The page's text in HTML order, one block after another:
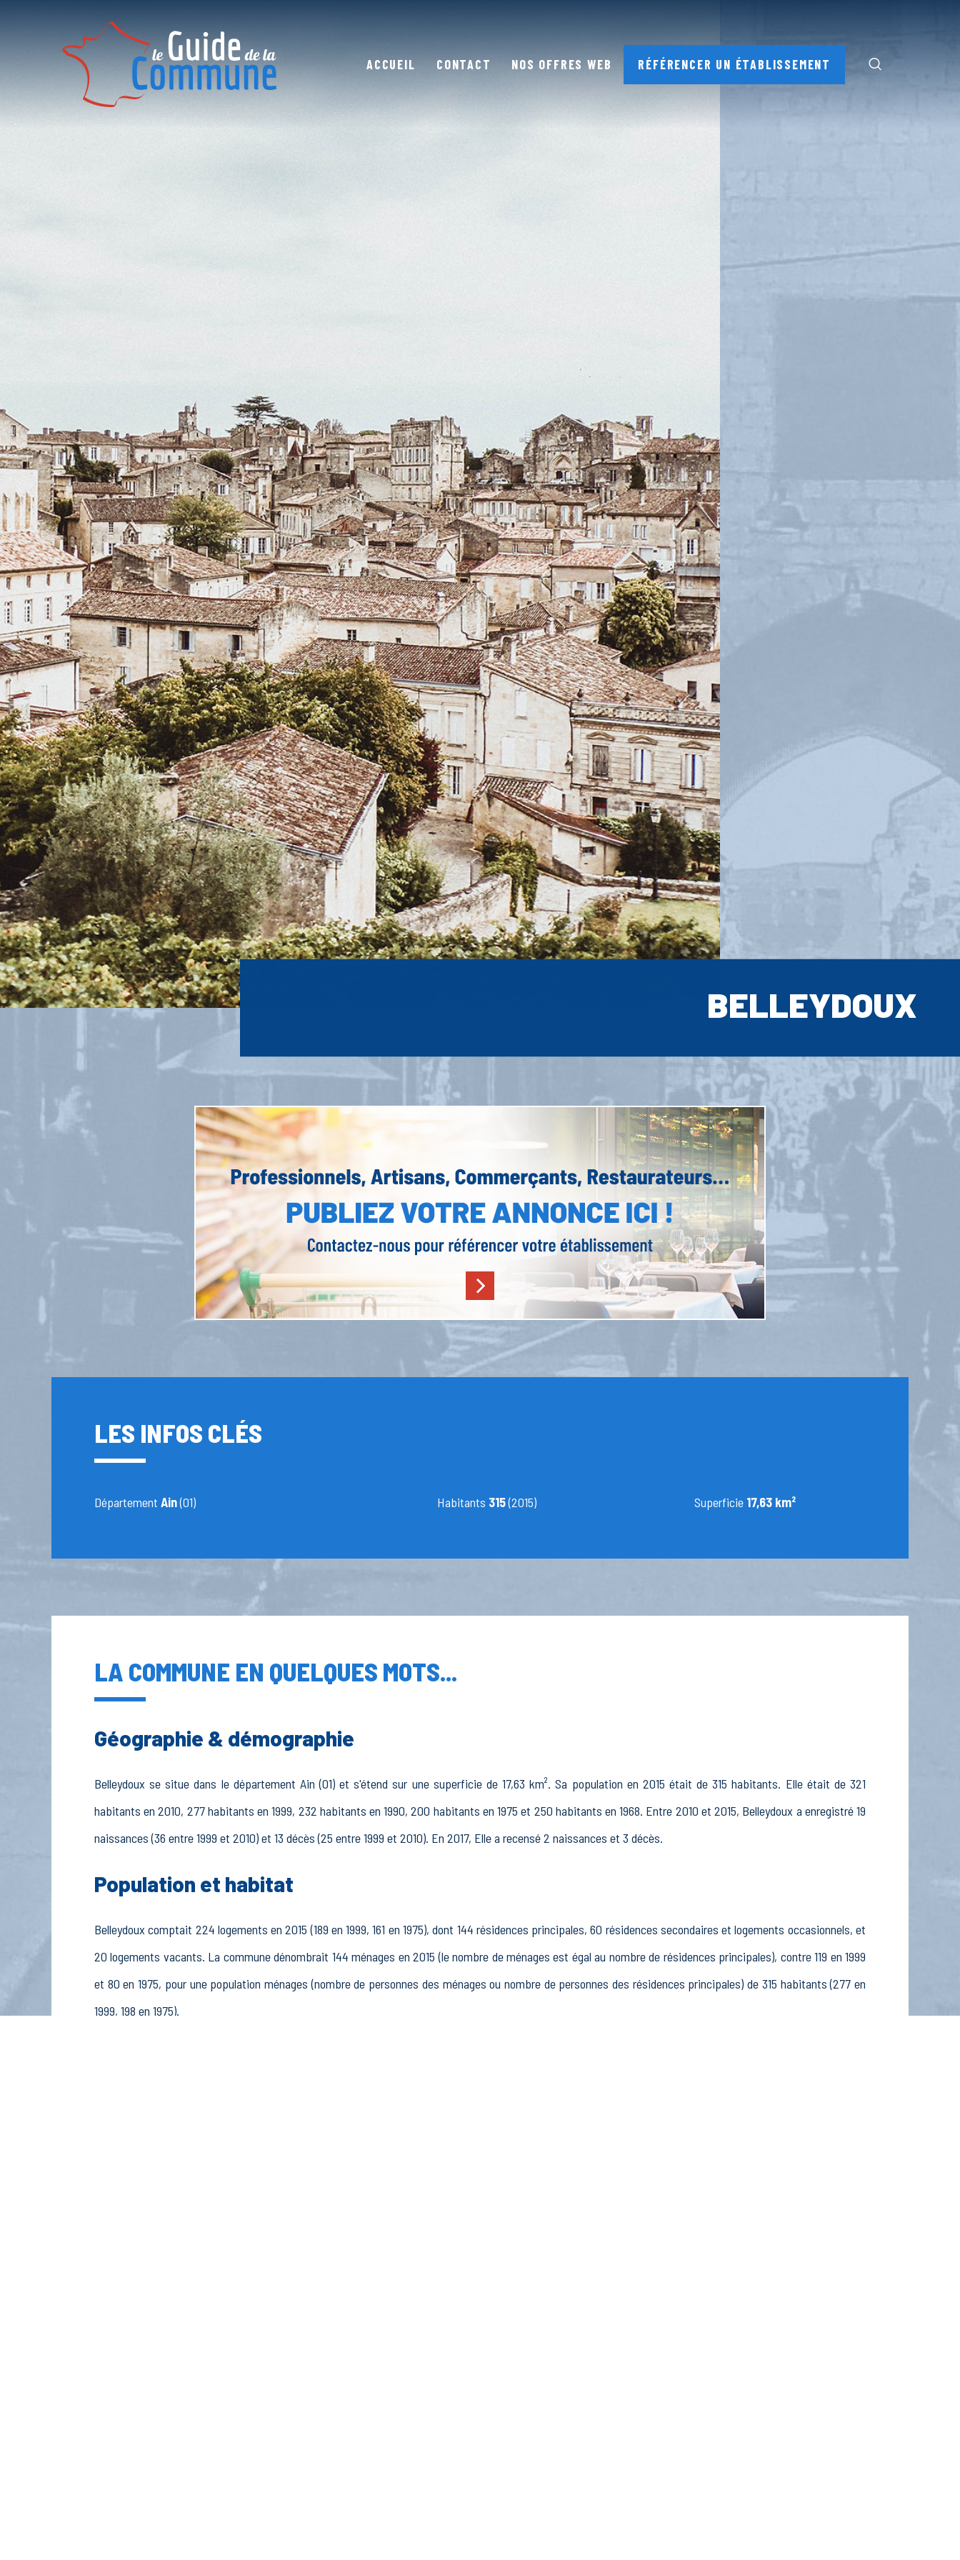
ACCUEIL CONTACT NOS OFFRES WEB RÉFÉRENCER UN ÉTABLISSEMENT
BELLEYDOUX
LES INFOS CLÉS
Département Ain(01) Habitants 315(2015) Superficie 17,63 km²
LA COMMUNE EN QUELQUES MOTS...
Géographie & démographie
Belleydoux se situe dans le département Ain (01) et s'étend sur une superficie de 17,63 km². Sa population en 2015 était de 315 habitants. Elle était de 321
habitants en 2010, 277 habitants en 1999, 232 habitants en 1990, 200 habitants en 1975 et 250 habitants en 1968. Entre 2010 et 2015, Belleydoux a enregistré 19
naissances (36 entre 1999 et 2010) et 13 décès (25 entre 1999 et 2010). En 2017, Elle a recensé 2 naissances et 3 décès.
Population et habitat
Belleydoux comptait 224 logements en 2015 (189 en 1999, 161 en 1975), dont 144 résidences principales, 60 résidences secondaires et logements occasionnels, et
20 logements vacants. La commune dénombrait 144 ménages en 2015 (le nombre de ménages est égal au nombre de résidences principales), contre 119 en 1999
et 80 en 1975, pour une population ménages (nombre de personnes des ménages ou nombre de personnes des résidences principales) de 315 habitants (277 en
1999, 198 en 1975).